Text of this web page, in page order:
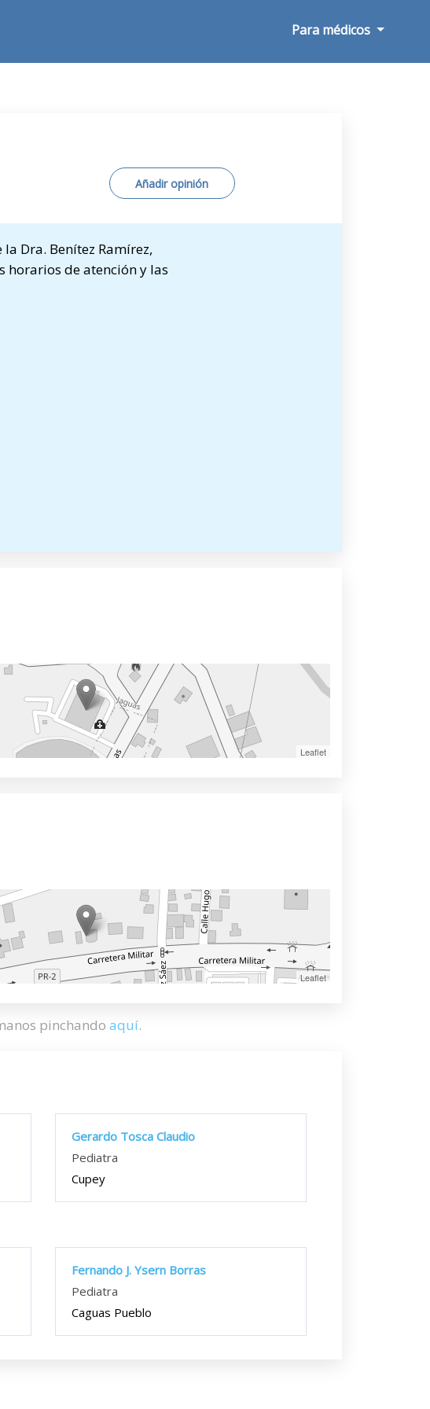
Para médicos
Añadir opinión
Dra. Benítez Ramírez,
horarios de atención y las
Leaflet
Leaflet
pinchando aquí.
Gerardo Tosca Claudio
Pediatra
Cupey
Fernando J. Ysern Borras
Pediatra
Caguas Pueblo